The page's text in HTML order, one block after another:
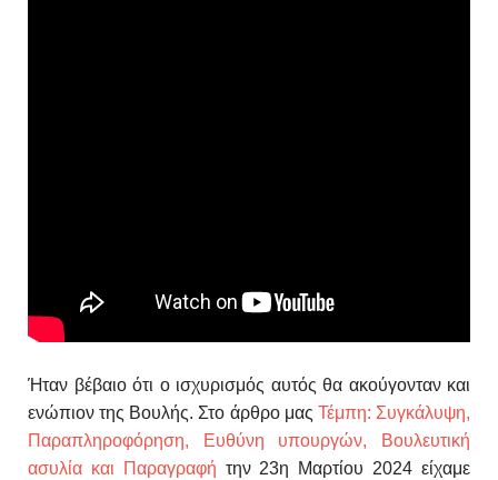
Ήταν βέβαιο ότι ο ισχυρισμός αυτός θα ακούγονταν και
ενώπιον της Βουλής. Στο άρθρο μας Τέμπη: Συγκάλυψη,
Παραπληροφόρηση, Ευθύνη υπουργών, Βουλευτική
ασυλία και Παραγραφή την 23η Μαρτίου 2024 είχαμε